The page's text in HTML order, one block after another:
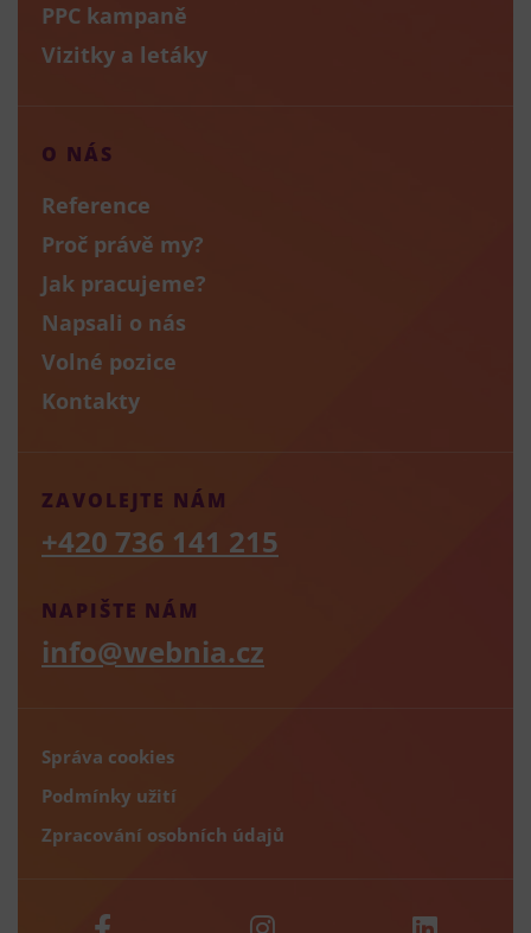
PPC kampaně
Vizitky a letáky
O NÁS
Reference
Proč právě my?
Jak pracujeme?
Napsali o nás
Volné pozice
Kontakty
NAPIŠTE NÁM
info@webnia.cz
ZAVOLEJTE NÁM
+420 736 141 215
Správa cookies
Podmínky užití
Zpracování osobních údajů